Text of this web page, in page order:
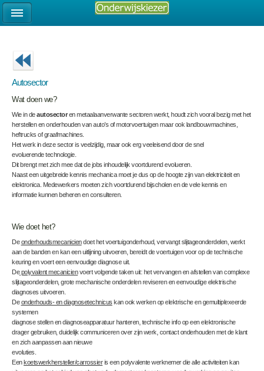
Autosector
Wat doen we?
Wie in deautosectoren metaalaanverwante sectoren werkt, houdt zich vooral bezig met het
herstellen en onderhouden van auto’s of motorvoertuigen maar ook landbouwmachines,
heftrucks of graafmachines.
Het werk in deze sector is veelzijdig, maar ook erg veeleisend door de snel
evoluerende technologie.
Dit brengt met zich mee dat de jobs inhoudelijk voortdurend evolueren.
Naast een uitgebreide kennis mechanica moet je dus op de hoogte zijn van elektriciteit en
elektronica. Medewerkers moeten zich voortdurend bijscholen en de vele kennis en
informatie kunnen beheren en consulteren.
Wie doet het?
Deonderhoudsmecaniciendoet het voertuigonderhoud, vervangt slijtageonderdelen, werkt
aan de banden en kan een uitlijning uitvoeren, bereidt de voertuigen voor op de technische
keuring en voert een eenvoudige diagnose uit.
Depolyvalent mecanicienvoert volgende taken uit: het vervangen en afstellen van complexe
slijtageonderdelen, grote mechanische onderdelen reviseren en eenvoudige elektrische
diagnoses uitvoeren.
Deonderhouds- en diagnosetechnicus kan ook werken op elektrische en gemultiplexeerde
systemen
diagnose stellen en diagnoseapparatuur hanteren, technische info op een elektronische
drager gebruiken, duidelijk communiceren over zijn werk, contact onderhouden met de klant
en zich aanpassen aan nieuwe
evoluties.
Een koetswerkhersteller/carrossieris een polyvalente werknemer die alle activiteiten kan